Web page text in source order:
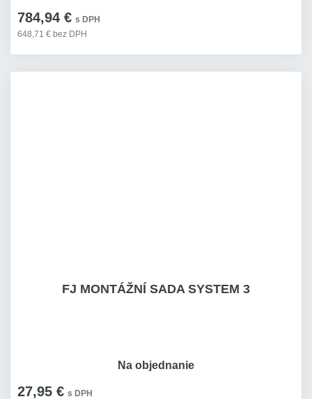
784,94 € s DPH
648,71 € bez DPH
FJ MONTÁŽNÍ SADA SYSTEM 3
27,95 € s DPH
Na objednanie